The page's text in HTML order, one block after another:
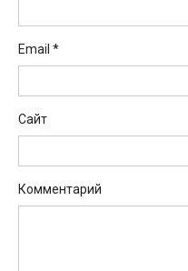
Email *
Сайт
Комментарий